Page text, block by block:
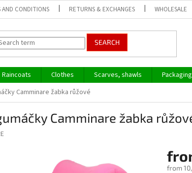
AND CONDITIONS RETURNS & EXCHANGES WHOLESALE
SEARCH
Raincoats Clothes Scarves, shawls
Camminare žabka růžové
Camminare žabka
from